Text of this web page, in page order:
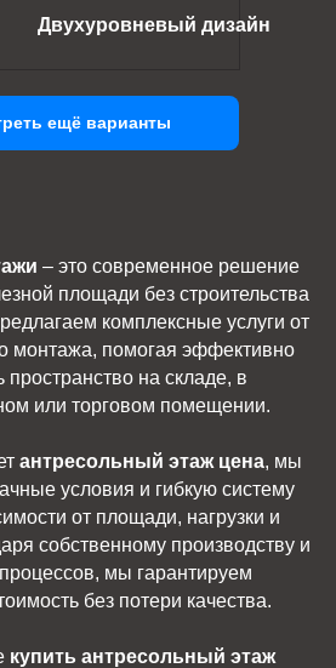
Двухуровневый дизайн
ещё варианты
– это современное решение
площади без строительства
комплексные услуги от
монтажа, помогая эффективно
пространство на складе, в
или торговом помещении.
антресольный этаж цена, мы
условия и гибкую систему
от площади, нагрузки и
собственному производству и
мы гарантируем
без потери качества.
купить антресольный этаж